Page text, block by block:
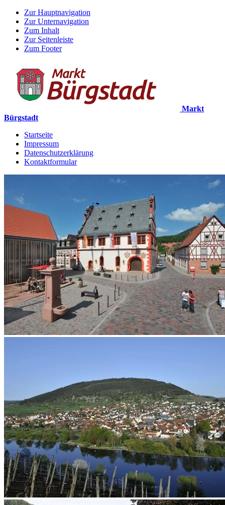
Zur Hauptnavigation
Zur Unternavigation
Zum Inhalt
Zur Seitenleiste
Zum Footer
Markt
Bürgstadt
Startseite
Impressum
Datenschutzerklärung
Kontaktformular